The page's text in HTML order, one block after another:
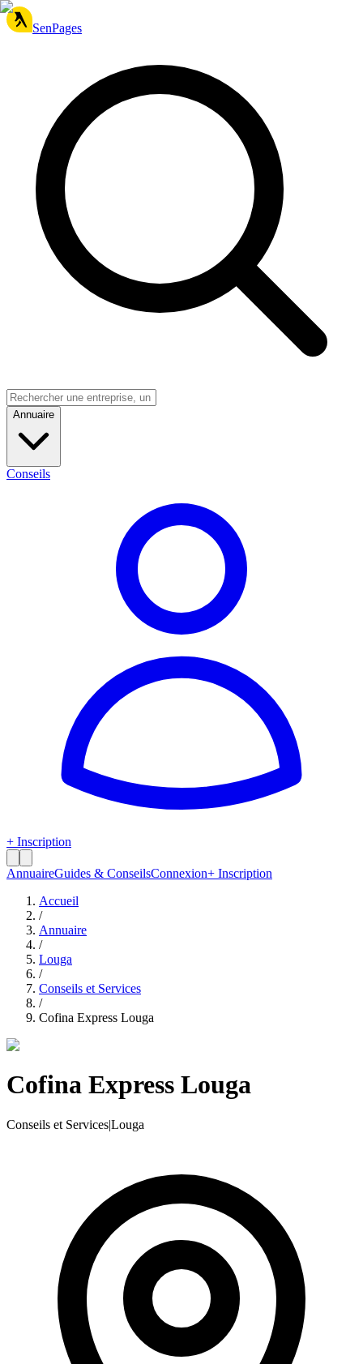
SenPages
Annuaire
Conseils
+ Inscription
AnnuaireGuides & ConseilsConnexion+ Inscription
Accueil
/
Annuaire
/
Louga
/
Conseils et Services
/
Cofina Express Louga
Cofina Express Louga
Conseils et Services|Louga